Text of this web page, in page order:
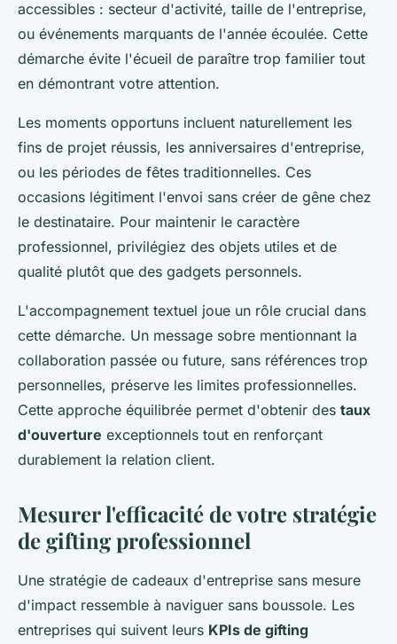
accessibles : secteur d'activité, taille de l'entreprise,
ou événements marquants de l'année écoulée. Cette
démarche évite l'écueil de paraître trop familier tout
en démontrant votre attention.
Les moments opportuns incluent naturellement les
fins de projet réussis, les anniversaires d'entreprise,
ou les périodes de fêtes traditionnelles. Ces
occasions légitiment l'envoi sans créer de gêne chez
le destinataire. Pour maintenir le caractère
professionnel, privilégiez des objets utiles et de
qualité plutôt que des gadgets personnels.
L'accompagnement textuel joue un rôle crucial dans
cette démarche. Un message sobre mentionnant la
collaboration passée ou future, sans références trop
personnelles, préserve les limites professionnelles.
Cette approche équilibrée permet d'obtenir des taux
d'ouverture exceptionnels tout en renforçant
durablement la relation client.
Mesurer l'efficacité de votre stratégie
de gifting professionnel
Une stratégie de cadeaux d'entreprise sans mesure
d'impact ressemble à naviguer sans boussole. Les
entreprises qui suivent leurs KPIs de gifting